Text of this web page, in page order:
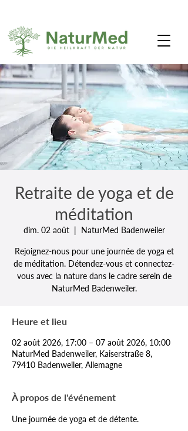
Retraite de yoga et de
méditation
dim. 02 août
  |
NaturMed Badenweiler
Rejoignez-nous pour une journée de yoga et
de méditation. Détendez-vous et connectez-
vous avec la nature dans le cadre serein de
NaturMed Badenweiler.
Heure et lieu
02 août 2026, 17:00 – 07 août 2026, 10:00
NaturMed Badenweiler, Kaiserstraße 8,
79410 Badenweiler, Allemagne
À propos de l'événement
Une journée de yoga et de détente.